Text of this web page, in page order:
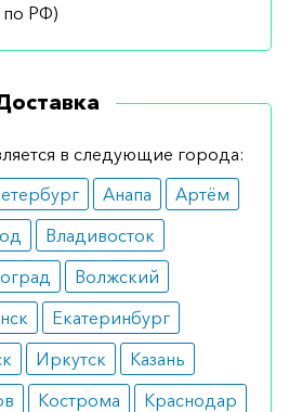
по РФ)
в следующие города:
Анапа
Артём
Владивосток
Волжский
Екатеринбург
Иркутск
Казань
Кострома
Краснодар